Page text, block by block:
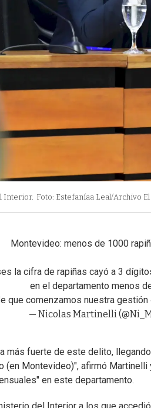
Interior. Foto: Estefaníaa Leal/Archivo El
Montevideo: menos de 1000
la cifra de rapiñas cayó a 3
en el departamento menos
que comenzamos nuestra gestión
— Nicolas Martinelli
más fuerte de este delito,
(en Montevideo)", afirmó
en este departamento.